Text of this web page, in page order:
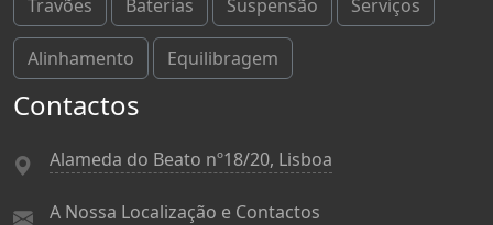
Travões Baterias Suspensão Serviços
Alinhamento Equilibragem
Contactos
Alameda do Beato nº18/20, Lisboa
A Nossa Localização e Contactos